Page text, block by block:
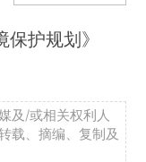
护规划》
及/或相关权利人
载、摘编、复制及